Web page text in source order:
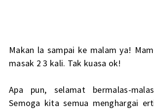
Makan la sampai ke malam ya!
masak 2 3 kali. Tak kuasa ok!
Apa pun, selamat bermalas-
Semoga kita semua menghargai